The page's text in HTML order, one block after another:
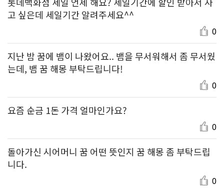
고 싶은데 세일기간 알려주세요^^
0
지난 밤 꿈에 뱀이 나왔어요.. 뱀을 무서워해서 좀 무서웠
는데, 뱀 꿈 해몽 부탁드립니다!
0
요즘 순금 1돈 가격 얼마인가요?
0
돌아가신 시어머니 꿈 어떤 뜻인지 꿈 해몽 좀 부탁드립
니다.
0